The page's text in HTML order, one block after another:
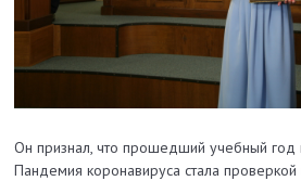
Он признал, что прошедший учебный год
Пандемия коронавируса стала проверкой